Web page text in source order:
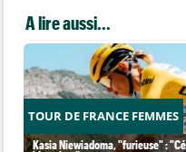
A lire aussi...
TOUR DE FRANCE FEMMES
Kasia Niewiadoma, "furieuse" :